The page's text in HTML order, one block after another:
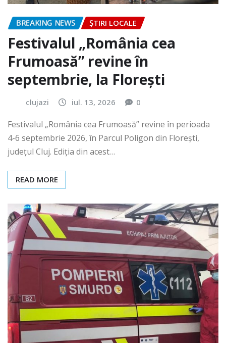
BREAKING NEWS ȘTIRI LOCALE
Festivalul „România cea
Frumoasă” revine în
septembrie, la Florești
clujazi iul. 13, 2026 0
Festivalul „România cea Frumoasă” revine în perioada
4-6 septembrie 2026, în Parcul Poligon din Floreşti,
județul Cluj. Ediția din acest…
READ MORE